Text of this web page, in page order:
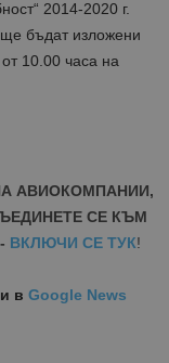
2014-2020 г.
бъдат изложени
10.00 часа на
АВИОКОМПАНИИ,
СЕ КЪМ
ВКЛЮЧИ СЕ ТУК!
в Google News